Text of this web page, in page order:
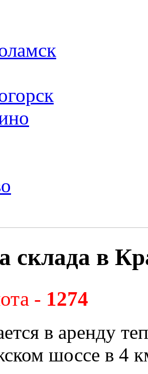
склада в
- 1274
в аренду
шоссе в 4